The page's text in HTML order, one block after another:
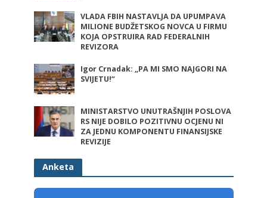
VLADA FBIH NASTAVLJA DA UPUMPAVA
MILIONE BUDŽETSKOG NOVCA U FIRMU
KOJA OPSTRUIRA RAD FEDERALNIH
REVIZORA
Igor Crnadak: „PA MI SMO NAJGORI NA
SVIJETU!“
MINISTARSTVO UNUTRAŠNJIH POSLOVA
RS NIJE DOBILO POZITIVNU OCJENU NI
ZA JEDNU KOMPONENTU FINANSIJSKE
REVIZIJE
Anketa